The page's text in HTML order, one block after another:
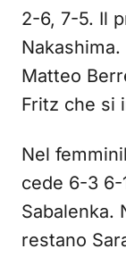
2-6, 7-5. Il
Matteo
Fritz che si
Nel
cede 6-3 6-
Sabalenka.
restano